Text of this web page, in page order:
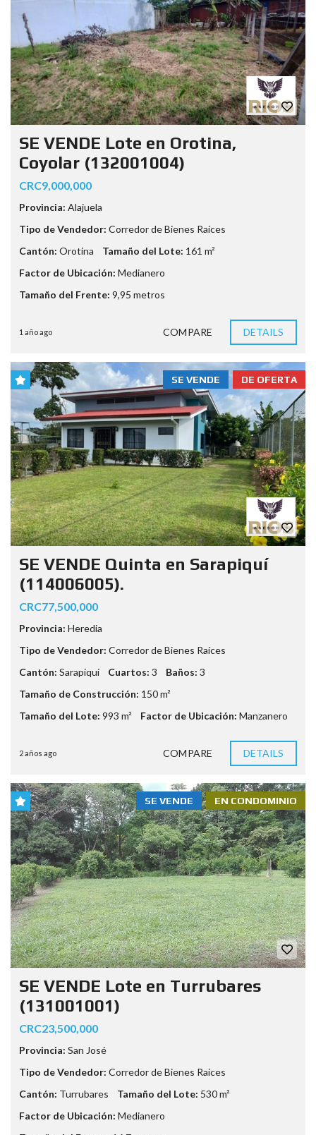
SE VENDE Lote en Orotina,
Coyolar (132001004)
CRC9,000,000
Provincia: Alajuela
Tipo de Vendedor: Corredor de Bienes Raíces
Cantón: Orotina Tamaño del Lote: 161 m²
Factor de Ubicación: Medianero
Tamaño del Frente: 9,95 metros
1 año ago COMPARE DETAILS
DE OFERTA
SE VENDE
SE VENDE Quinta en Sarapiquí
(114006005).
CRC77,500,000
Provincia: Heredia
Tipo de Vendedor: Corredor de Bienes Raíces
Cantón: Sarapiquí Cuartos: 3 Baños: 3
Tamaño de Construcción: 150 m²
Tamaño del Lote: 993 m² Factor de Ubicación: Manzanero
2 años ago COMPARE DETAILS
EN CONDOMINIO
SE VENDE
SE VENDE Lote en Turrubares
(131001001)
CRC23,500,000
Provincia: San José
Tipo de Vendedor: Corredor de Bienes Raíces
Cantón: Turrubares Tamaño del Lote: 530 m²
Factor de Ubicación: Medianero